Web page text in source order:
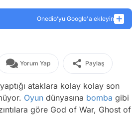
Onedio’yu Google'a ekleyin
Yorum Yap Paylaş
ataklara kolay kolay son
Oyun dünyasına bomba gibi
göre God of War, Ghost of